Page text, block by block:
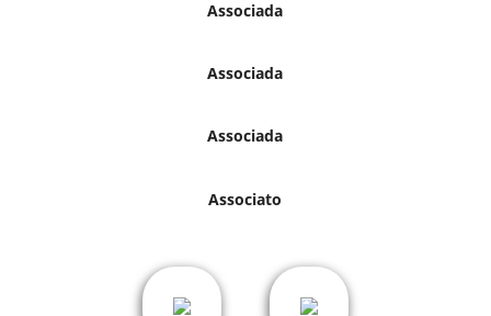
Associada
Associada
Associada
Associato